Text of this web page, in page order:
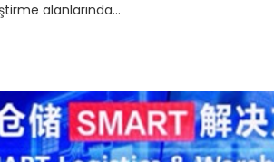
alanlarında…